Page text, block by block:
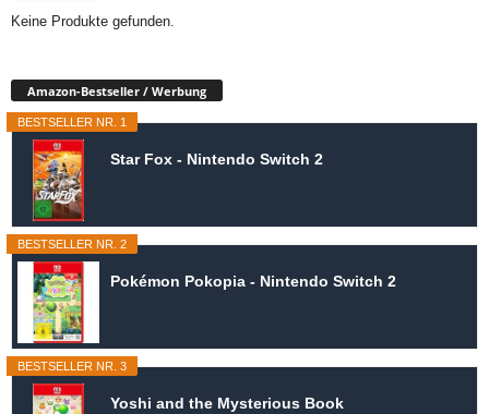
Keine Produkte gefunden.
Amazon-Bestseller / Werbung
BESTSELLER NR. 1
Star Fox - Nintendo Switch 2
BESTSELLER NR. 2
Pokémon Pokopia - Nintendo Switch 2
BESTSELLER NR. 3
Yoshi and the Mysterious Book